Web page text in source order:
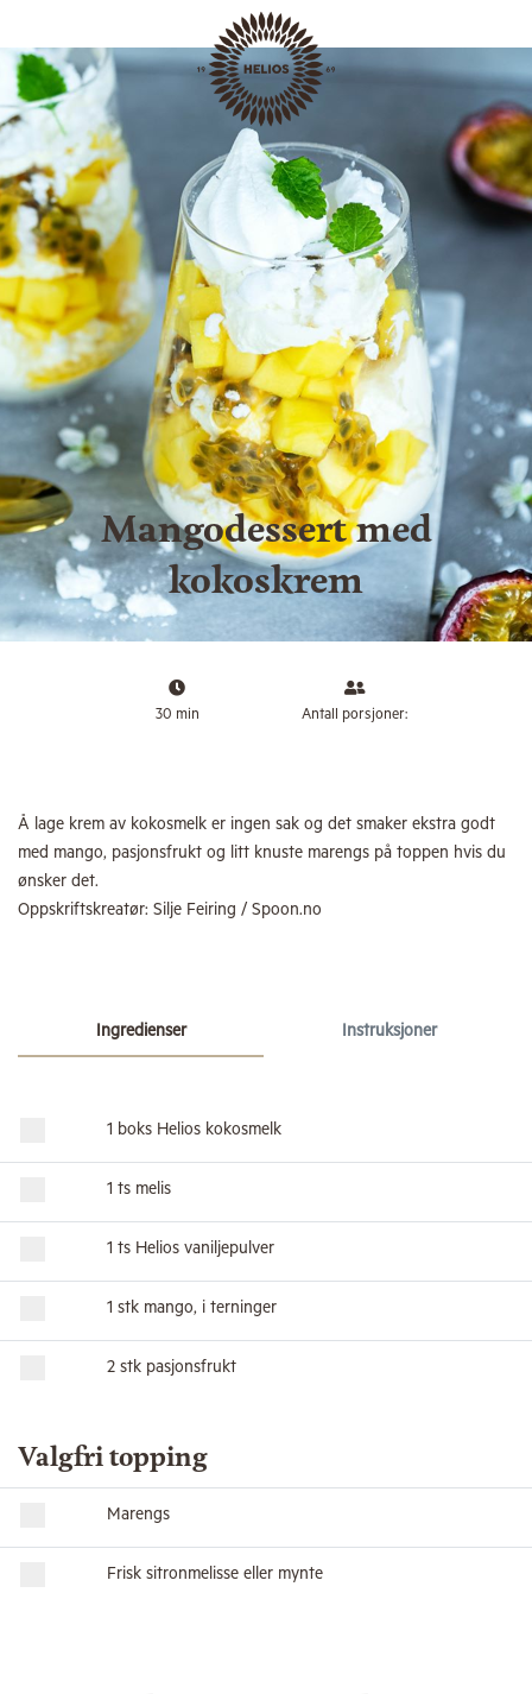
Mangodessert med
kokoskrem
Dessert
30 min Antall porsjoner:
Å lage krem av kokosmelk er ingen sak og det smaker ekstra godt
med mango, pasjonsfrukt og litt knuste marengs på toppen hvis du
ønsker det.
Oppskriftskreatør: Silje Feiring / Spoon.no
Ingredienser Instruksjoner
1 boks Helios kokosmelk
1 ts melis
1 ts Helios vaniljepulver
1 stk mango, i terninger
2 stk pasjonsfrukt
Valgfri topping
Marengs
Frisk sitronmelisse eller mynte